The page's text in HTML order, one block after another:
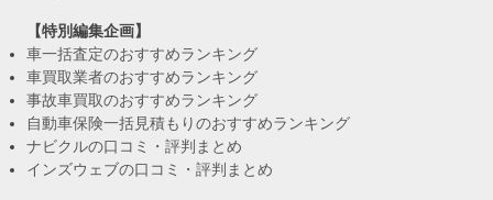
【特別編集企画】
車一括査定のおすすめランキング
車買取業者のおすすめランキング
事故車買取のおすすめランキング
自動車保険一括見積もりのおすすめランキング
ナビクルの口コミ・評判まとめ
インズウェブの口コミ・評判まとめ